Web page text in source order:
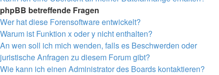
phpBB betreffende Fragen
Wer hat diese Forensoftware entwickelt?
Warum ist Funktion x oder y nicht enthalten?
An wen soll ich mich wenden, falls es Beschwerden oder
juristische Anfragen zu diesem Forum gibt?
Wie kann ich einen Administrator des Boards kontaktieren?